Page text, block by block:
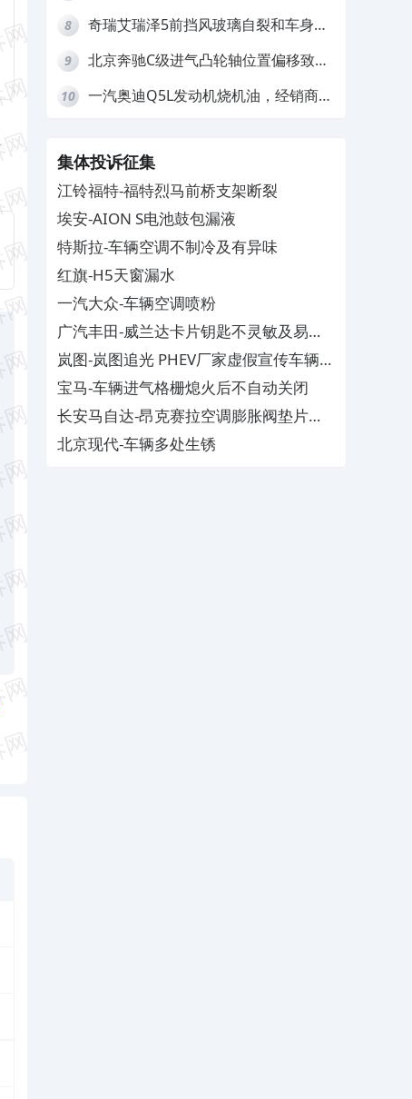
8
奇瑞艾瑞泽5前挡风玻璃自裂和车身多
9
北京奔驰C级进气凸轮轴位置偏移致发
10
一汽奥迪Q5L发动机烧机油，经销商推
集体投诉征集
江铃福特-福特烈马前桥支架断裂
埃安-AION S电池鼓包漏液
特斯拉-车辆空调不制冷及有异味
红旗-H5天窗漏水
一汽大众-车辆空调喷粉
广汽丰田-威兰达卡片钥匙不灵敏及易消
磁
岚图-岚图追光 PHEV厂家虚假宣传车辆配
置与功能
宝马-车辆进气格栅熄火后不自动关闭
长安马自达-昂克赛拉空调膨胀阀垫片生
锈
北京现代-车辆多处生锈